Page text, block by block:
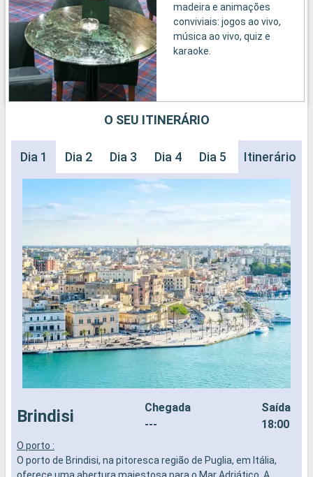
madeira e animações
conviviais: jogos ao vivo,
música ao vivo, quiz e
karaoke.
O SEU ITINERÁRIO
Dia 1 Dia 2 Dia 3 Dia 4 Dia 5 Dia 6 Dia
Itinerário
Brindisi
Chegada
---
Saída
18:00
O porto :
O porto de Brindisi, na pitoresca região de Puglia, em Itália,